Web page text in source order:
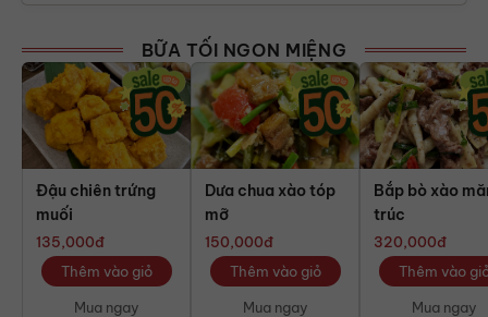
BỮA TỐI NGON MIỆNG
Đậu chiên trứng
muối
135,000đ
Mua ngay
Thêm vào giỏ
Dưa chua xào tóp
mỡ
150,000đ
Mua ngay
Thêm vào giỏ
Bắp bò xào
trúc
320,000đ
Mua ngay
Thêm vào